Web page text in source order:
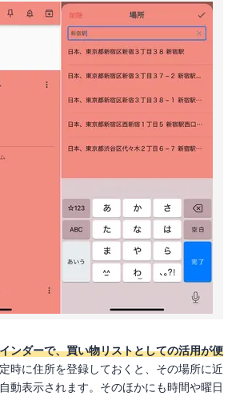
ンダーで、買い物リストとしての活用が便
時に住所を登録しておくと、その場所に近
動表示されます。そのほかにも時間や曜日